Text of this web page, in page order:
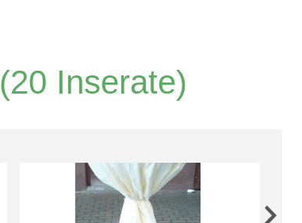
(20 Inserate)